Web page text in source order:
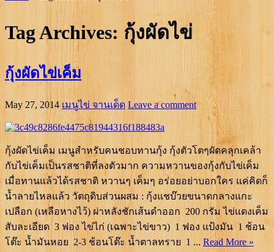
Tag Archives:กุ้งผัดไข่
กุ้งผัดไข่เค็ม
May 27, 2014 เมนูไข่ จานเด็ด Leave a comment
กุ้งผัดไข่เค็ม เมนูสำหรับคนชอบทานกุ้ง กุ้งตัวโตๆผัดคลุกเคล้า
กับไข่เค็มเป็นรสชาติที่ลงตัวมาก ความหวานของกุ้งกับไข่เค็ม
เมื่อทานแล้วได้รสชาติ หวานๆ เค็มๆ อร่อยอย่าบอกใคร แค่คิดก็
น้ำลายไหลแล้ว วัตถุดิบส่วนผสม : กุ้งแชบ๊วยขนาดกลางแกะ
เปลือก (เหลือหางไว้) ผ่าหลังชักเส้นดำออก 200 กรัม ไข่แดงเค็ม
สับละเอียด 3 ฟอง ไข่ไก่ (เฉพาะไข่ขาว) 1 ฟอง แป้งมัน 1 ช้อน
โต๊ะ น้ำมันหอย 2-3 ช้อนโต๊ะ น้ำตาลทราย 1 ... Read More »